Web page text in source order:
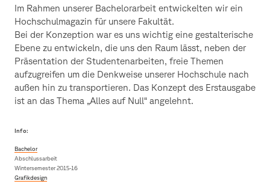
Im Rahmen unserer Bachelorarbeit entwickelten wir ein
Hochschulmagazin für unsere Fakultät.
Bei der Konzeption war es uns wichtig eine gestalterische
Ebene zu entwickeln, die uns den Raum lässt, neben der
Präsentation der Studentenarbeiten, freie Themen
aufzugreifen um die Denkweise unserer Hochschule nach
außen hin zu transportieren. Das Konzept des Erstausgabe
ist an das Thema „Alles auf Null“ angelehnt.
Info:
Bachelor
Abschlussarbeit
Wintersemester 2015-16
Grafikdesign